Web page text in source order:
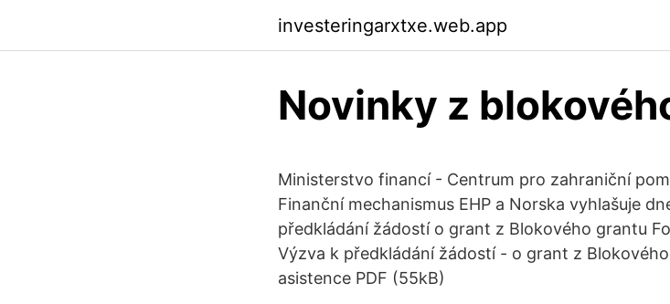
investeringarxtxe.web.app
Novinky z
Ministerstvo financí - Centrum pro zahraniční
Finanční mechanismus EHP a Norska vyhlašuje
předkládání žádostí o grant z Blokového grantu
Výzva k předkládání žádostí - o grant z
asistence PDF (55kB)